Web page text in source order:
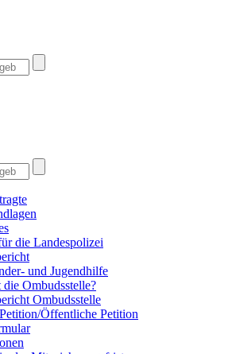
die Landespolizei
und Jugendhilfe
die Ombudsstelle?
Ombudsstelle
Öffentliche Petition